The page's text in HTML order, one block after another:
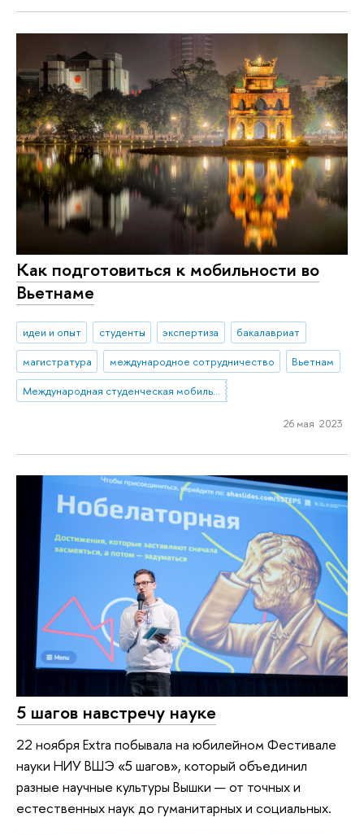
Как подготовиться к мобильности во
Вьетнаме
идеи и опыт студенты экспертиза
бакалавриат
магистратура
международное сотрудничество
Вьетнам
Международная студенческая мобильность: исходящая мобильность
26 мая 2023
5 шагов навстречу науке
22 ноября Extra побывала на юбилейном Фестивале
науки НИУ ВШЭ «5 шагов», который объединил
разные научные культуры Вышки — от точных и
естественных наук до гуманитарных и социальных.